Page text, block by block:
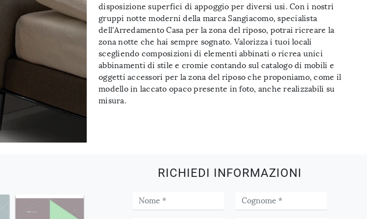
disposizione superfici di appoggio per diversi usi. Con i nostri
gruppi notte moderni della marca Sangiacomo, specialista
dell’Arredamento Casa per la zona del riposo, potrai ricreare la
zona notte che hai sempre sognato. Valorizza i tuoi locali
scegliendo composizioni di elementi abbinati o ricrea unici
abbinamenti di stile e cromie contando sul catalogo di mobili e
oggetti accessori per la zona del riposo che proponiamo, come il
modello in laccato opaco presente in foto, anche realizzabili su
misura.
RICHIEDI INFORMAZIONI